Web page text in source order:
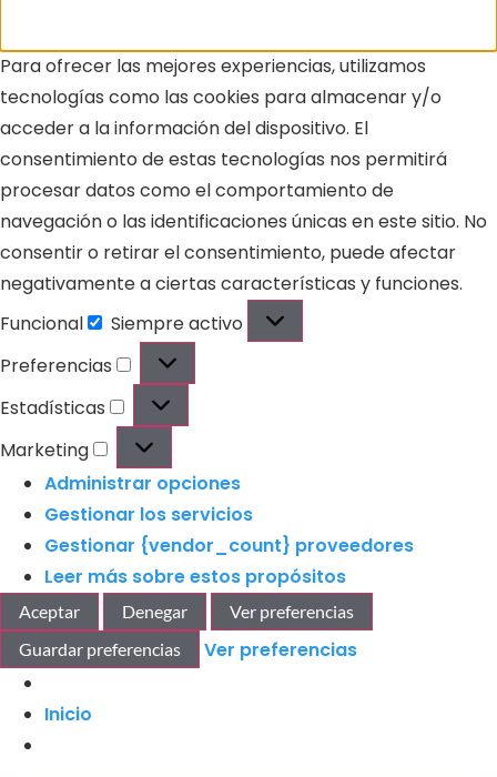
Para ofrecer las mejores experiencias, utilizamos
tecnologías como las cookies para almacenar y/o
acceder a la información del dispositivo. El
consentimiento de estas tecnologías nos permitirá
procesar datos como el comportamiento de
navegación o las identificaciones únicas en este sitio. No
consentir o retirar el consentimiento, puede afectar
negativamente a ciertas características y funciones.
Funcional
Siempre activo
Preferencias
Estadísticas
Marketing
Administrar opciones
Gestionar los servicios
Gestionar {vendor_count} proveedores
Leer más sobre estos propósitos
Aceptar Denegar
Ver preferencias
Guardar preferencias
Ver preferencias
Inicio